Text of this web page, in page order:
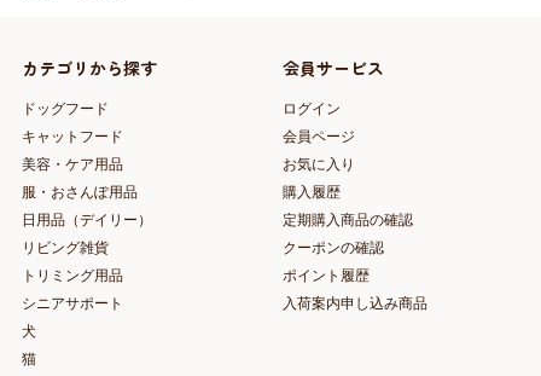
カテゴリから探す
ドッグフード
キャットフード
美容・ケア用品
服・おさんぽ用品
日用品（デイリー）
リビング雑貨
トリミング用品
シニアサポート
犬
猫
会員サービス
ログイン
会員ページ
お気に入り
購入履歴
定期購入商品の確認
クーポンの確認
ポイント履歴
入荷案内申し込み商品